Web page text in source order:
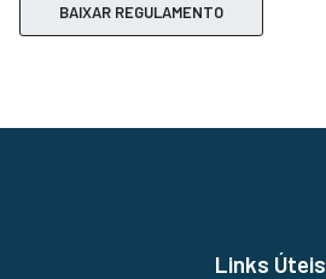
BAIXAR REGULAMENTO
Links Úteis